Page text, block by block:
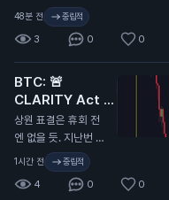
번에 CLARITY 법안
이 미뤄졌을 때 비트
코인 9.7만 달러에서
6.4만 달러로 떡락했
었음. 무슨 말인지 감
오지...
48분 전 중립적
3 0 0
BTC: 🚨
CLARITY Act 또
연기…
N
상원 표결은 휴회 전
엔 없을 듯. 지난번 C
LARITY Act가 미뤄
졌을 때 비트코인이
9.7만 달러에서 6.4
1시간 전 중립적
4 0 0